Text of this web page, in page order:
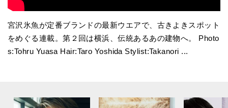
宮沢氷魚が定番ブランドの最新ウエアで、古きよきスポット
をめぐる連載。第２回は横浜、伝統あるあの建物へ。 Photo
s:Tohru Yuasa Hair:Taro Yoshida Stylist:Takanori ...